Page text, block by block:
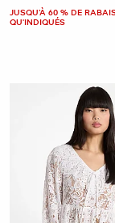
JUSQU’À 60 % DE
QU'INDIQUÉS